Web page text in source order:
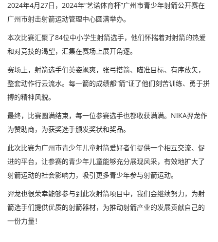
2024年4月27日，2024年“艺诺体育杯”广州市青少年射箭公开赛在
广州市射击射箭运动管理中心圆满举办。
本次比赛汇聚了84位中小学生射箭选手，他们怀揣着对射箭的热爱
和对竞技的渴望，汇集在赛场上展开角逐。
赛场上，射箭选手们英姿飒爽，张弓搭箭、瞄准目标、有序放矢，
整套动作行云流水。每一箭的成绩都“箭”证了他们刻苦训练、勇于拼
搏的精神风貌。
最终，比赛圆满结束，每一位参赛选手也都收获满满。NIKA羿龙作
为赞助商，为获奖选手颁发奖状和奖品。
此次比赛为广州市青少年儿童射箭爱好者们提供一个相互交流、促
进的平台，让参赛的青少年儿童能够充分展现风采，有效地扩大了
射箭运动的社会影响力，吸引更多青少年参与射箭运动。
羿龙也很荣幸能够参与到此次射箭项目中，我们会继续努力，为射
箭选手们提供优质的射箭器材，为推动射箭产业的发展贡献自己的
一份力量！